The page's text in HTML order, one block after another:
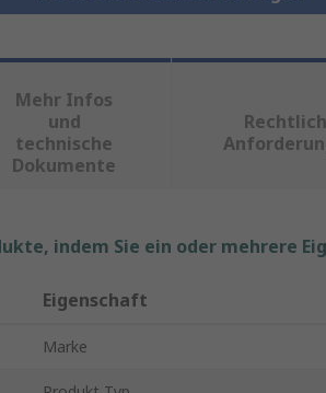
Mehr Infos
und
technische
Dokumente
indem Sie ein oder mehrere
Eigenschaft
Marke